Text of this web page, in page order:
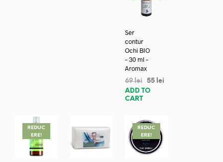
Ser
contur
Ochi BIO
– 30 ml –
Aromax
69lei 55 lei
ADD TO
CART
REDUC
ERE!
REDUC
ERE!